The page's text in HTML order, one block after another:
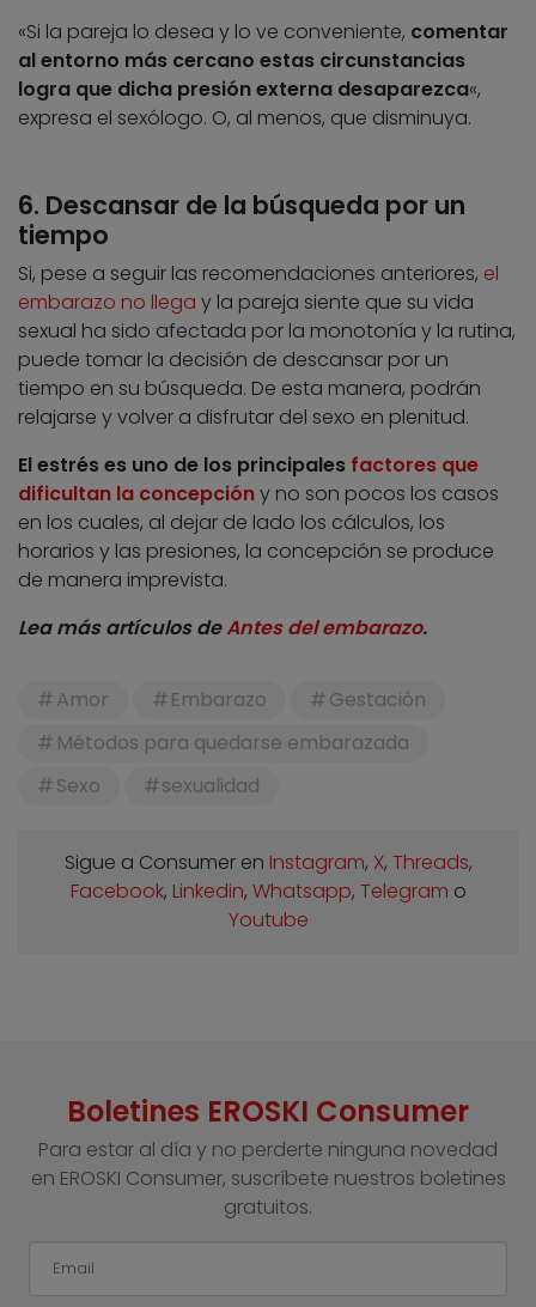
«Si la pareja lo desea y lo ve conveniente, comentar
al entorno más cercano estas circunstancias
logra que dicha presión externa desaparezca«,
expresa el sexólogo. O, al menos, que disminuya.
6. Descansar de la búsqueda por un
tiempo
Si, pese a seguir las recomendaciones anteriores, el
embarazo no llega y la pareja siente que su vida
sexual ha sido afectada por la monotonía y la rutina,
puede tomar la decisión de descansar por un
tiempo en su búsqueda. De esta manera, podrán
relajarse y volver a disfrutar del sexo en plenitud.
El estrés es uno de los principales factores que
dificultan la concepcióny no son pocos los casos
en los cuales, al dejar de lado los cálculos, los
horarios y las presiones, la concepción se produce
de manera imprevista.
Lea más artículos deAntes del embarazo.
Amor Embarazo
Gestación
Métodos para quedarse embarazada
Sexo
sexualidad
Sigue a Consumer en Instagram, X, Threads,
Facebook, Linkedin, Whatsapp, Telegram o
Youtube
Boletines EROSKI Consumer
Para estar al día y no perderte ninguna novedad
en EROSKI Consumer, suscríbete nuestros boletines
gratuitos.